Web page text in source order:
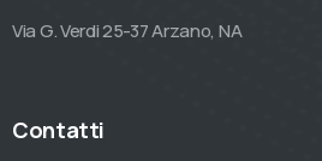
Via G. Verdi 25-37 Arzano, NA
Contatti